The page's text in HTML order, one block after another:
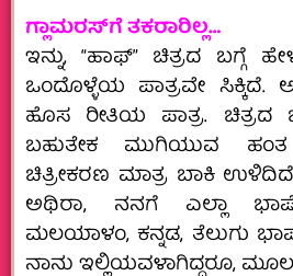
ಗ್ಲಾಮರಸ್‌ಗೆ ತಕರಾರಿಲ್ಲ…
ಇನ್ನು, “ಹಾಫ್‌” ಚಿತ್ರದ ಬಗ್ಗೆ
ಒಂದೊಳ್ಳೆಯ ಪಾತ್ರವೇ ಸಿಕ್ಕಿದೆ.
ಹೊಸ ರೀತಿಯ ಪಾತ್ರ. ಚಿತ್ರದ
ಬಹುತೇಕ ಮುಗಿಯುವ
ಚಿತ್ರೀಕರಣ ಮಾತ್ರ ಬಾಕಿ ಉಳಿದಿದೆ
ಅಥಿರಾ, ನನಗೆ ಎಲ್ಲಾ
ಮಲಯಾಳಂ, ಕನ್ನಡ, ತೆಲುಗು
ನಾನು ಇಲ್ಲಿಯವಳಾಗಿದ್ದರೂ,